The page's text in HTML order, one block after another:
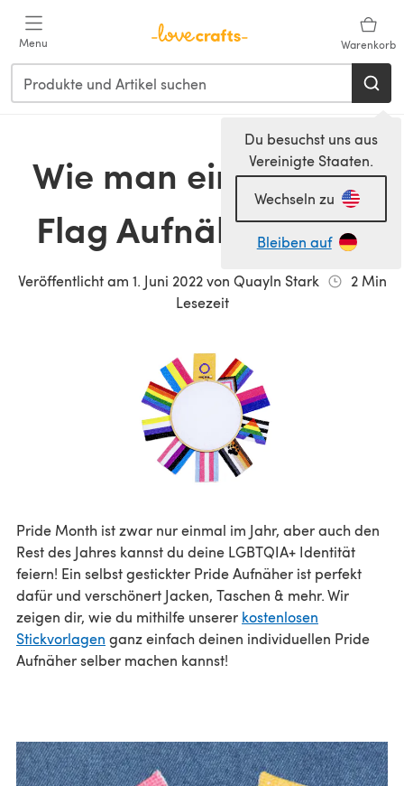
Menu Warenkorb
Du besuchst uns aus
Vereinigte Staaten.
Wechseln zu
Bleiben auf
Wie man einen Pride
Flag Aufnäher stickt
Veröffentlicht am 1. Juni 2022 von Quayln Stark 2Min
Lesezeit
Pride Month ist zwar nur einmal im Jahr, aber auch den
Rest des Jahres kannst du deine LGBTQIA+ Identität
feiern! Ein selbst gestickter Pride Aufnäher ist perfekt
dafür und verschönert Jacken, Taschen & mehr. Wir
zeigen dir, wie du mithilfe unserer kostenlosen
Stickvorlagen ganz einfach deinen individuellen Pride
Aufnäher selber machen kannst!